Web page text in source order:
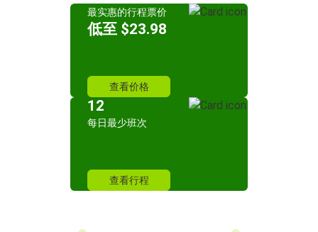
最实惠的行程票价
低至 $23.98
查看价格
12
每日最少班次
查看行程